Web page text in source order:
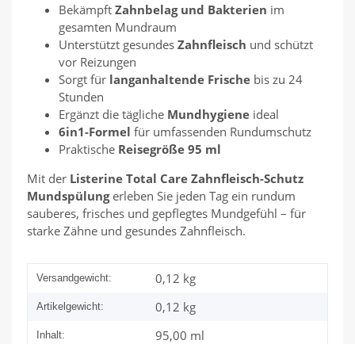
Bekämpft Zahnbelag und Bakterien im
gesamten Mundraum
Unterstützt gesundes Zahnfleisch und schützt
vor Reizungen
Sorgt für langanhaltende Frischebis zu 24
Stunden
Ergänzt die tägliche Mundhygieneideal
6in1-Formel für umfassenden Rundumschutz
Praktische Reisegröße 95 ml
Mit der Listerine Total Care Zahnfleisch-Schutz
Mundspülungerleben Sie jeden Tag ein rundum
sauberes, frisches und gepflegtes Mundgefühl – für
starke Zähne und gesundes Zahnfleisch.
Versandgewicht: 0,12 kg
Artikelgewicht: 0,12 kg
Inhalt: 95,00 ml